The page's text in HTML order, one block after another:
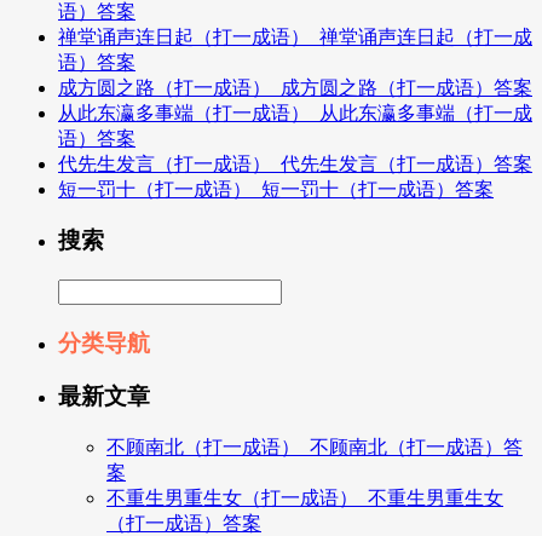
语）答案
禅堂诵声连日起（打一成语）_禅堂诵声连日起（打一成
语）答案
成方圆之路（打一成语）_成方圆之路（打一成语）答案
从此东瀛多事端（打一成语）_从此东瀛多事端（打一成
语）答案
代先生发言（打一成语）_代先生发言（打一成语）答案
短一罚十（打一成语）_短一罚十（打一成语）答案
搜索
分类导航
最新文章
不顾南北（打一成语）_不顾南北（打一成语）答
案
不重生男重生女（打一成语）_不重生男重生女
（打一成语）答案